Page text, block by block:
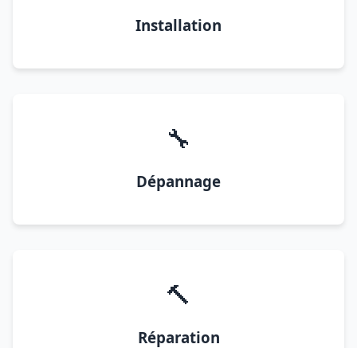
Installation
🔧
Dépannage
🔨
Réparation